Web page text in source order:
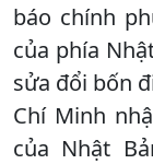
báo chính
của phía
sửa đổi bốn
Chí Minh
của Nhật